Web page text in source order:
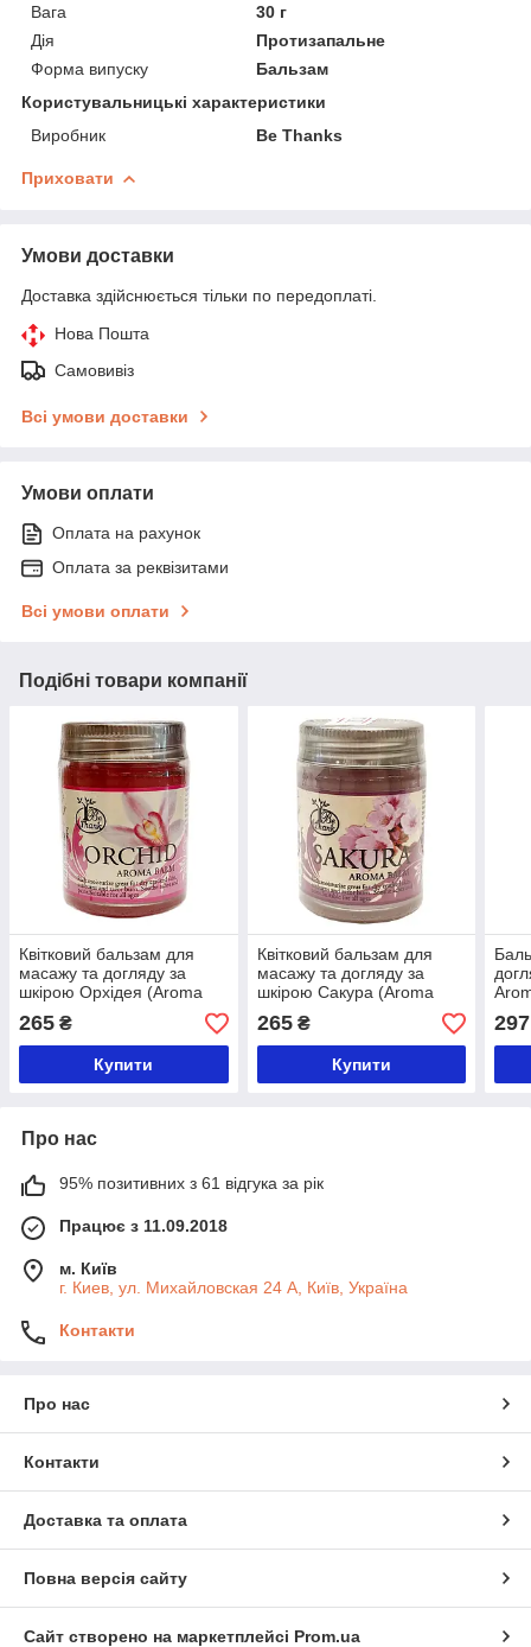
Вага
30 г
Дія
Протизапальне
Форма випуску
Бальзам
Користувальницькі характеристики
Виробник
Be Thanks
Приховати
Умови доставки
Доставка здійснюється тільки по передоплаті.
Нова Пошта
Самовивіз
Всі умови доставки
Умови оплати
Оплата на рахунок
Оплата за реквізитами
Всі умови оплати
Подібні товари компанії
Квітковий бальзам для
масажу та догляду за
шкірою Орхідея (Aroma
Balm Orchid, Be Thank) 30
грамів
265 ₴
Купити
Квітковий бальзам для
масажу та догляду за
шкірою Сакура (Aroma
Balm Sakura, Be Thank)
265₴
Купити
297
Про нас
95% позитивних з 61 відгука за рік
Працює з 11.09.2018
м. Київ
г. Киев, ул. Михайловская 24 А, Київ, Україна
Контакти
Про нас
Контакти
Доставка та оплата
Повна версія сайту
Сайт створено на маркетплейсі Prom.ua